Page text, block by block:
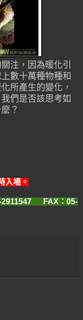
注，因為暖化引
數十萬種物種和
所產生的變化，
們是否該思考如
？
入場。
2911547
FAX：05-